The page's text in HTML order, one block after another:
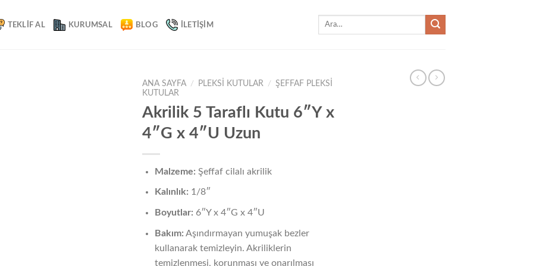
TEKLIF AL KURUMSAL BLOG İLETIŞIM
Ara:
ANA SAYFA / PLEKSI KUTULAR / ŞEFFAF PLEKSI
KUTULAR
Akrilik 5 Taraflı Kutu 6″Y x
4″G x 4″U Uzun
Malzeme: Şeffaf cilalı akrilik
Kalınlık: 1/8″
Boyutlar: 6″Y x 4″G x 4″U
Bakım: Aşındırmayan yumuşak bezler
kullanarak temizleyin. Akriliklerin
temizlenmesi, korunması ve onarılması